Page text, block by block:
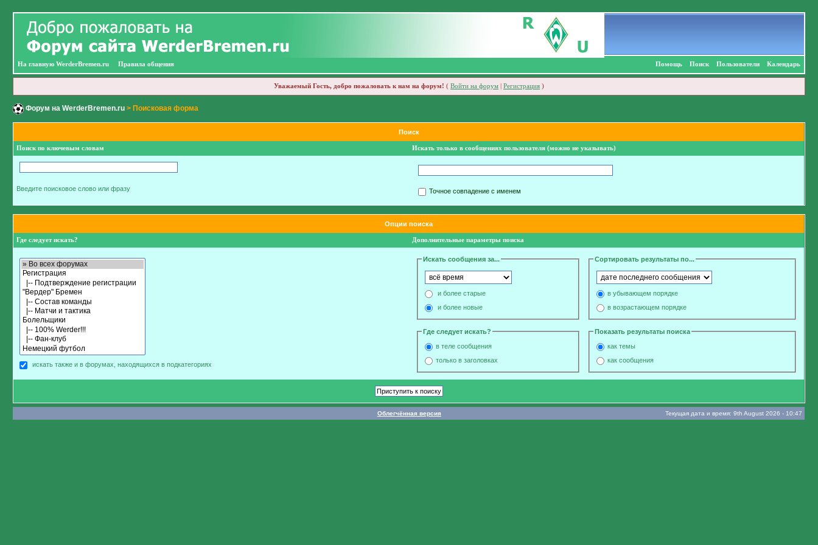
На главную WerderBremen.ru Правила общения Помощь Поиск Пользователи Календарь
Уважаемый Гость, добро пожаловать к нам на форум! ( Войти на форум Регистрация )
Форум на WerderBremen.ru > Поисковая форма
Поиск
Поиск по ключевым словам Искать только в сообщениях пользователя (можно не указывать)
Введите поисковое слово или фразу Точное совпадение с именем
Опции поиска
Где следует искать? Дополнительные параметры поиска
искать также и в форумах, находящихся в подкатегориях
Искать сообщения за...
и более старые
и более новые
Сортировать результаты по...
в убывающем порядке
в возрастающем порядке
Где следует искать?
в теле сообщения
только в заголовках
Показать результаты поиска
как темы
как сообщения
Облегчённая версия Текущая дата и время: 9th August 2026 - 10:47